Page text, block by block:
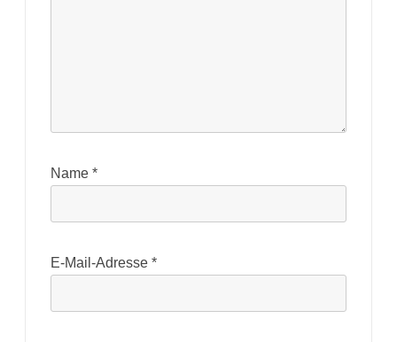
Name *
E-Mail-Adresse *